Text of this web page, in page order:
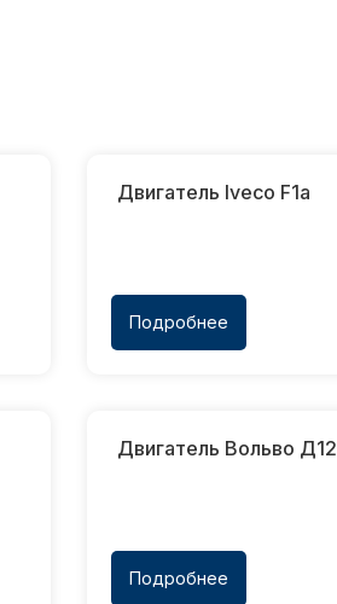
Двигатель Iveco F1a
Подробнее
Двигатель Вольво Д12
Подробнее